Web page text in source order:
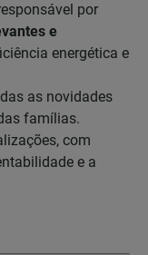
por
e
energética e
as novidades
famílias.
com
e a